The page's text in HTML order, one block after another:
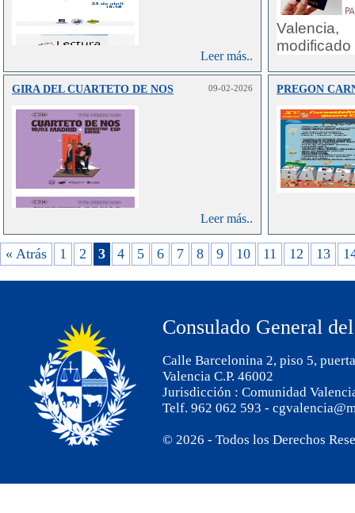
Leer más..
exterior.
del 16 de
entra en
por el
GIRA DEL CUARTETO DE NOS 09-02-2026
Leer más..
PREGON
« Atrás 1 2 3 4 5 6 7 8 9 10 11 12 13
Consulado General
Calle Barcelonina 2, piso 5,
Valencia C.P. 46002
Jurisdicción : Comunidad
Telf. 962 062 593 -
© 2026 - Todos los Derechos